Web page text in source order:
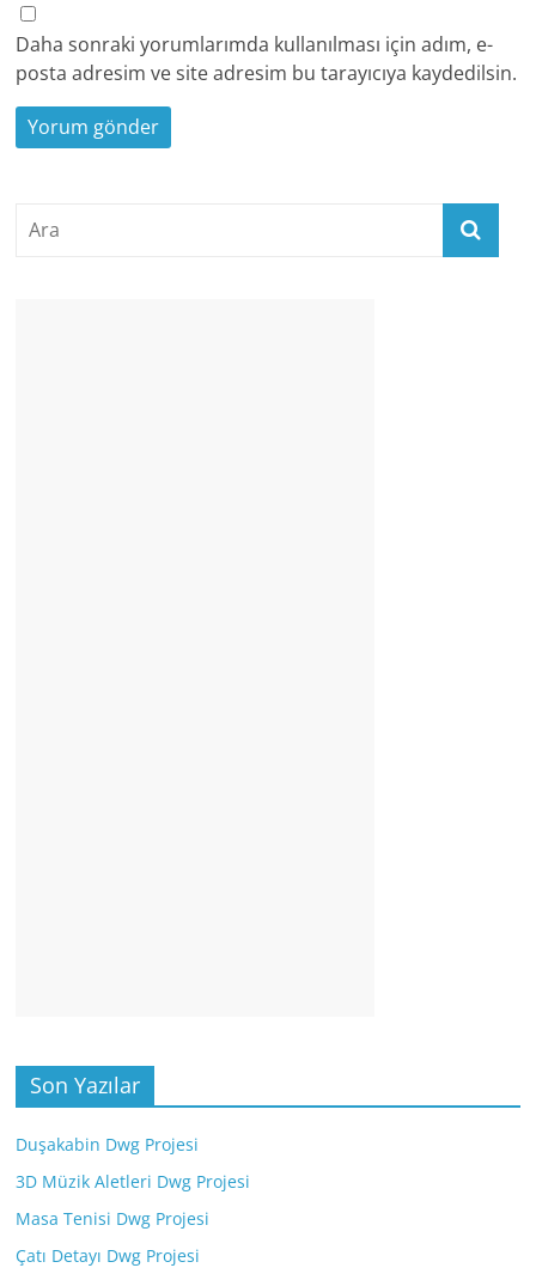
Daha sonraki yorumlarımda kullanılması için adım, e-
posta adresim ve site adresim bu tarayıcıya kaydedilsin.
Son Yazılar
Duşakabin Dwg Projesi
3D Müzik Aletleri Dwg Projesi
Masa Tenisi Dwg Projesi
Çatı Detayı Dwg Projesi